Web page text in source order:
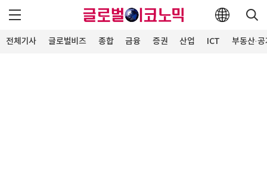
전체기사 글로벌비즈 종합 금융 증권 산업 ICT 부동산·